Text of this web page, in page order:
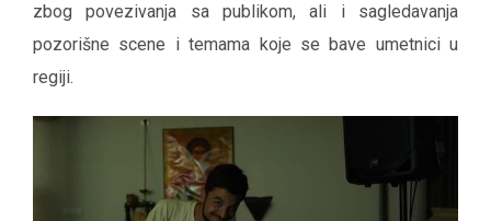
zbog povezivanja sa publikom, ali i sagledavanja
pozorišne scene i temama koje se bave umetnici u
regiji.